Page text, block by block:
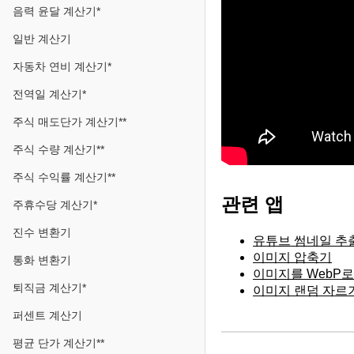
음력 윤달 계산기*
일반 계산기
자동차 연비 계산기*
전역일 계산기*
주식 매도단가 계산기**
주식 수량 계산기**
주식 수익률 계산기**
주휴수당 계산기*
진수 변환기
통화 변환기
퇴직금 계산기*
퍼센트 계산기
평균 단가 계산기**
관련 앱
유튜브 썸네일 추
이미지 압축기
이미지를 WebP로
이미지 랜덤 자르기